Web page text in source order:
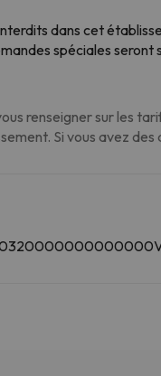
dans cet
spéciales
renseigner sur les
Si vous avez